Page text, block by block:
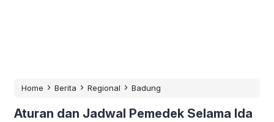
Home › Berita › Regional › Badung
Aturan dan Jadwal Pemedek Selama Ida